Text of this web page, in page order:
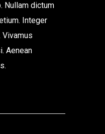
Nullam dictum
Integer
Vivamus
Aenean